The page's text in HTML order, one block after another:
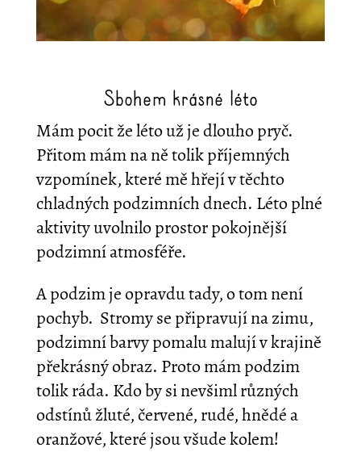
Sbohem krásné léto
Mám pocit že léto už je dlouho pryč.
Přitom mám na ně tolik příjemných
vzpomínek, které mě hřejí v těchto
chladných podzimních dnech. Léto plné
aktivity uvolnilo prostor pokojnější
podzimní atmosféře.
A podzim je opravdu tady, o tom není
pochyb. Stromy se připravují na zimu,
podzimní barvy pomalu malují v krajině
překrásný obraz. Proto mám podzim
tolik ráda. Kdo by si nevšiml různých
odstínů žluté, červené, rudé, hnědé a
oranžové, které jsou všude kolem!